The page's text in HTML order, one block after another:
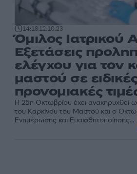
14:1812.10.23
Όμιλος Ιατρικού
Εξετάσεις
ελέγχου για τον
μαστού σε
προνομιακές
Η 25η Οκτωβρίου έχει ανακηρυχθεί
του Καρκίνου του Μαστού και ο
Ενημέρωσης και Ευαισθητοποίησης...